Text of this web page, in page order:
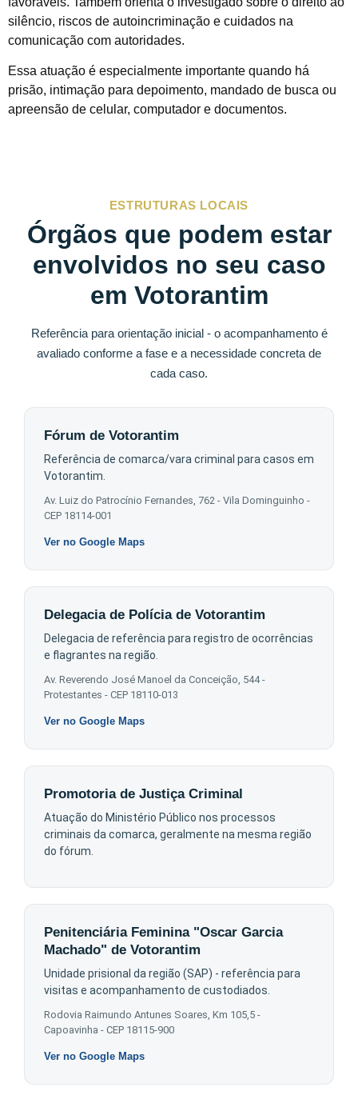
silêncio, riscos de autoincriminação e cuidados na
comunicação com autoridades.
Essa atuação é especialmente importante quando há
prisão, intimação para depoimento, mandado de busca ou
apreensão de celular, computador e documentos.
ESTRUTURAS LOCAIS
Órgãos que podem estar
envolvidos no seu caso
em Votorantim
Referência para orientação inicial - o acompanhamento é
avaliado conforme a fase e a necessidade concreta de
cada caso.
Fórum de Votorantim
Referência de comarca/vara criminal para casos em
Votorantim.
Av. Luiz do Patrocínio Fernandes, 762 - Vila Dominguinho -
CEP 18114-001
Ver no Google Maps
Delegacia de Polícia de Votorantim
Delegacia de referência para registro de ocorrências
e flagrantes na região.
Av. Reverendo José Manoel da Conceição, 544 -
Protestantes - CEP 18110-013
Ver no Google Maps
Promotoria de Justiça Criminal
Atuação do Ministério Público nos processos
criminais da comarca, geralmente na mesma região
do fórum.
Penitenciária Feminina "Oscar Garcia
Machado" de Votorantim
Unidade prisional da região (SAP) - referência para
visitas e acompanhamento de custodiados.
Rodovia Raimundo Antunes Soares, Km 105,5 -
Capoavinha - CEP 18115-900
Ver no Google Maps